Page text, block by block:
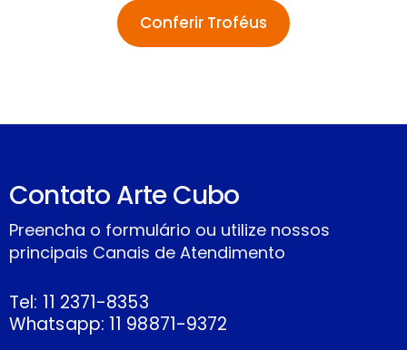
Conferir Troféus
Contato Arte Cubo
Preencha o formulário ou utilize nossos
principais Canais de Atendimento
Tel: 11 2371-8353
Whatsapp: 11 98871-9372